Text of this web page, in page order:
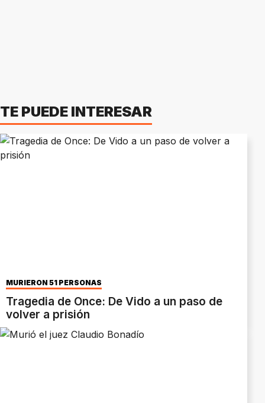
TE PUEDE INTERESAR
MURIERON 51 PERSONAS
Tragedia de Once: De Vido a un paso de
volver a prisión